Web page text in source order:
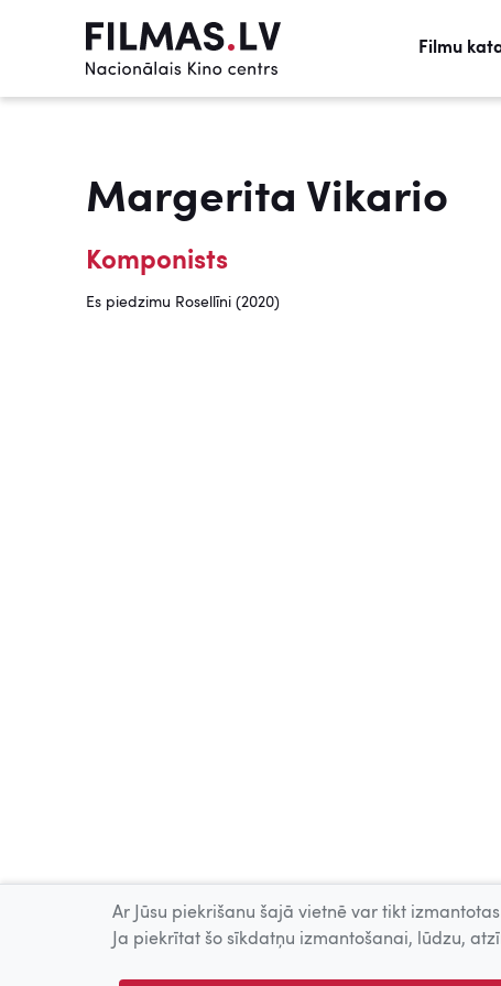
Filmu
Margerita Vikario
Komponists
Es piedzimu Rosellīni (2020)
Ar Jūsu piekrišanu šajā vietnē var tikt
Ja piekrītat šo sīkdatņu izmantošanai, lūdzu,